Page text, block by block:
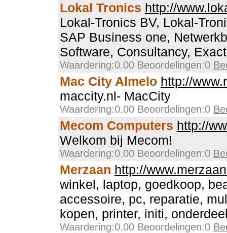
Lokal Tronics http://
Lokal-Tronics BV, Lokal-
SAP Business one,
Software, Consultancy,
Waardering:0.00 Beoordelingen:0
Mac City Almelo http://
maccity.nl- MacCity
Waardering:0.00 Beoordelingen:0
Mecom Computers http://
Welkom bij Mecom!
Waardering:0.00 Beoordelingen:0
Merzaan http://
winkel, laptop, goedkoop,
accessoire, pc, reparatie,
kopen, printer, initi,
Waardering:0.00 Beoordelingen:0